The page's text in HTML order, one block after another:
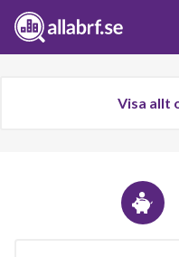
Visa allt